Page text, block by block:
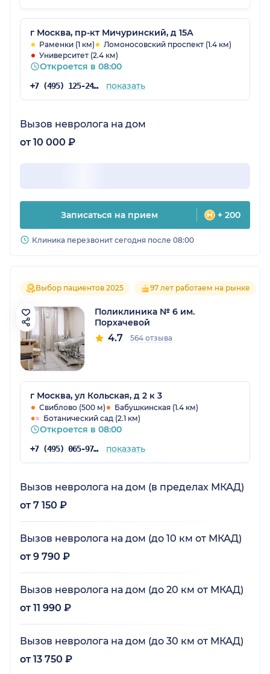
клиника. Единственное, что может смущать
многих, - это цены, которые, возможно,
высокие, но люди идут, потому что здесь
хороший сервис и оказывается широкий
спектр услуг.
г Москва, пр-кт Мичуринский, д 15А
Раменки (1 км)
Ломоносовский проспект (1.4 км)
Университет (2.4 км)
Откроется в 08:00
+7 (495) 125-24-71 показать
Вызов невролога на дом
от 10 000 ₽
Записаться на прием + 200
Клиника перезвонит сегодня после 08:00
Выбор пациентов 2025 97 лет работаем на рынке
Поликлиника № 6 им.
Порхачевой
4.7 564 отзыва
г Москва, ул Кольская, д 2 к 3
Свиблово (500 м)
Бабушкинская (1.4 км)
Ботанический сад (2.1 км)
Откроется в 08:00
+7 (495) 065-97-06 показать
Вызов невролога на дом (в пределах МКАД)
от 7 150 ₽
Вызов невролога на дом (до 10 км от МКАД)
от 9 790 ₽
Вызов невролога на дом (до 20 км от МКАД)
от 11 990 ₽
Вызов невролога на дом (до 30 км от МКАД)
от 13 750 ₽